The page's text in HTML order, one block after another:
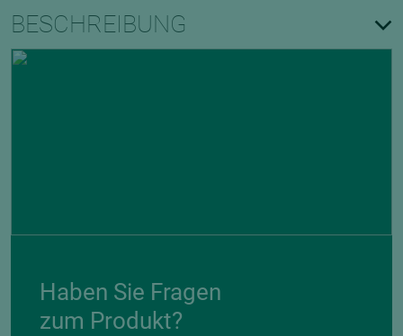
BESCHREIBUNG
Haben Sie Fragen
zum Produkt?